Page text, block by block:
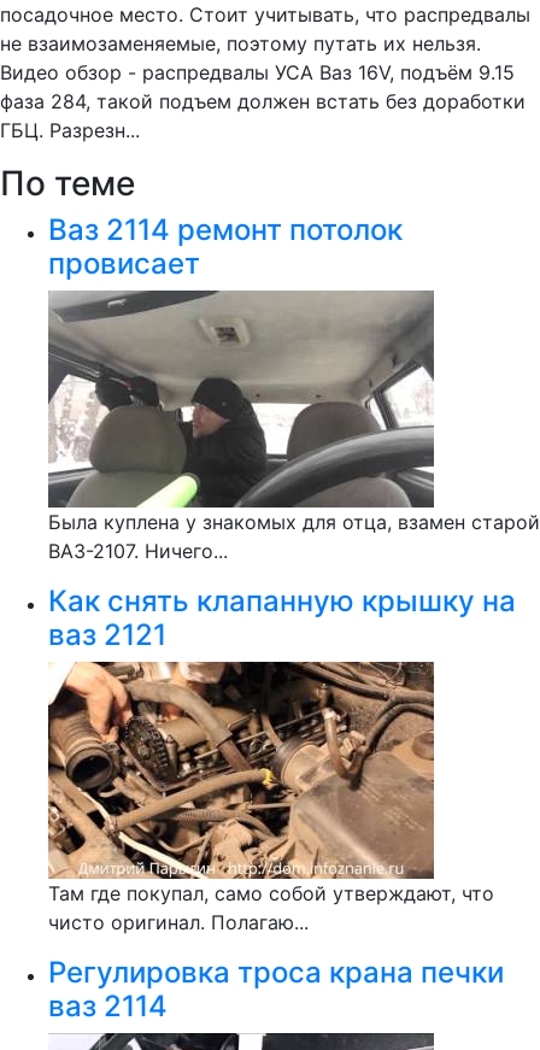
посадочное место. Стоит учитывать, что распредвалы
не взаимозаменяемые, поэтому путать их нельзя.
Видео обзор - распредвалы УСА Ваз 16V, подъём 9.15
фаза 284, такой подъем должен встать без доработки
ГБЦ. Разрезн...
По теме
Ваз 2114 ремонт потолок
провисает
Была куплена у знакомых для отца, взамен старой
ВАЗ-2107. Ничего...
Как снять клапанную крышку на
ваз 2121
Там где покупал, само собой утверждают, что
чисто оригинал. Полагаю...
Регулировка троса крана печки
ваз 2114